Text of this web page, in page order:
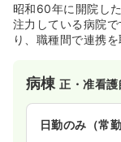
昭和60年に開院し
注力している病院
り、職種間で連携
病棟正・准看護
日勤のみ（常勤